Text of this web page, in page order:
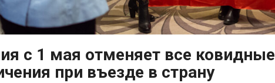
с 1 мая отменяет все ковидные
при въезде в страну